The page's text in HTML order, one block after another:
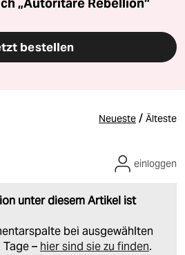
„Autoritäre Rebellion“
bestellen
Neueste / Älteste
unter diesem Artikel ist
bei ausgewählten
– hier sind sie zu finden.
einloggen